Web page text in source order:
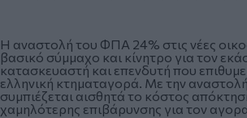
Η αναστολή του ΦΠΑ 24% στις νέες
βασικό σύμμαχο και κίνητρο για τον
κατασκευαστή και επενδυτή που
ελληνική κτηματαγορά. Με την
συμπιέζεται αισθητά το κόστος
χαμηλότερης επιβάρυνσης για τον